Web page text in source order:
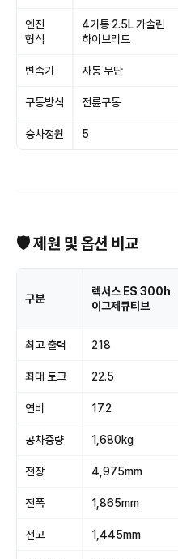
엔진
형식
4기통 2.5L 가솔린
하이브리드
변속기 자동 무단
구동방식 전륜구동
승차정원 5
🛡 제원 및 옵션 비교
구분
렉서스 ES 300h
이그제큐티브
최고 출력 218
최대 토크 22.5
연비 17.2
공차중량 1,680kg
전장 4,975mm
전폭 1,865mm
전고 1,445mm